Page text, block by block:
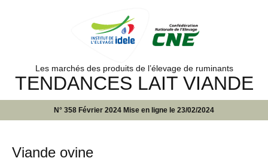
Les marchés des produits de l’élevage de ruminants
TENDANCES LAIT VIANDE
N° 358 Février 2024 Mise en ligne le 23/02/2024
Viande ovine